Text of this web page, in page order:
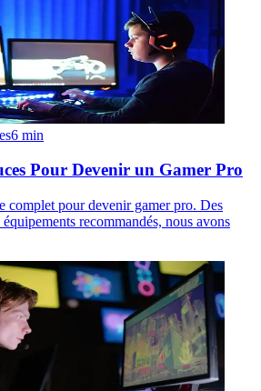
6 min
Pour Devenir un Gamer Pro
complet pour devenir gamer pro. Des
recommandés, nous avons